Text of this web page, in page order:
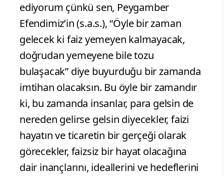
ediyorum çünkü sen, Peygamber
Efendimiz’in (s.a.s.), “Öyle bir zaman
gelecek ki faiz yemeyen kalmayacak,
doğrudan yemeyene bile tozu
bulaşacak” diye buyurduğu bir zamanda
imtihan olacaksın. Bu öyle bir zamandır
ki, bu zamanda insanlar, para gelsin de
nereden gelirse gelsin diyecekler, faizi
hayatın ve ticaretin bir gerçeği olarak
görecekler, faizsiz bir hayat olacağına
dair inançlarını, ideallerini ve hedeflerini